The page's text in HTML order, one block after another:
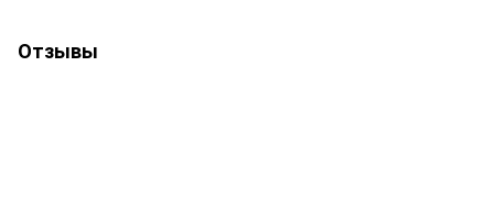
Отзывы